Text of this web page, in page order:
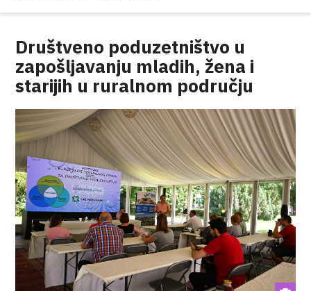
Društveno poduzetništvo u
zapošljavanju mladih, žena i
starijih u ruralnom području